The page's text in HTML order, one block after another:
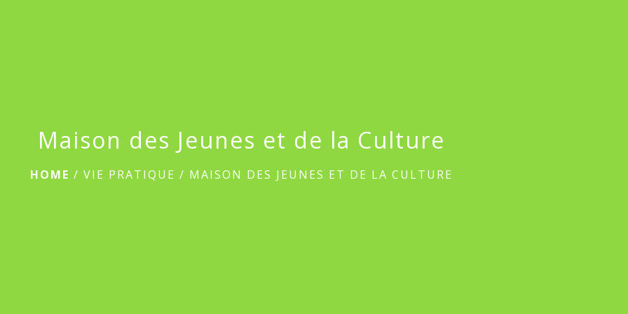
Maison des Jeunes et de la Culture
HOME /VIE PRATIQUE / MAISON DES JEUNES ET DE LA CULTURE